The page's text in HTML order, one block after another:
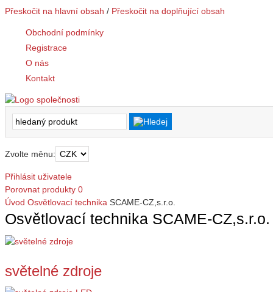
Přeskočit na hlavní obsah / Přeskočit na doplňující obsah
Obchodní podmínky
Registrace
O nás
Kontakt
Zvolte měnu:
Přihlásit uživatele
Porovnat produkty 0
Úvod Osvětlovací technika SCAME-CZ,s.r.o.
Osvětlovací technika SCAME-CZ,s.r.o.
světelné zdroje